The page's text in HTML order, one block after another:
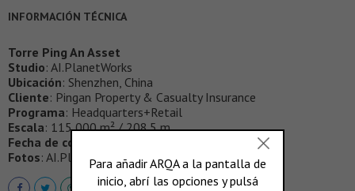
INFORMACIÓN TÉCNICA
Torre Ping An Asset
Studio: AI.PlanetWorks
Ubicación: Shenzhen, China
Cliente: Pingan Property & Casualty Insurance
Programa: Headquarters+Retail
Escala: 115,000 m² / 208.5 m
Fecha de construcción
Fotos: AI.PlanetWorks